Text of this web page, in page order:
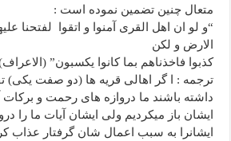
متعال چنین تضمین نموده است :
“و لو ان اهل القری آمنوا و اتقوا لفتحنا
الارض و لکن
کذبوا فاخذناهم بما کانوا یکسبون”
ترجمه : ا گر اهالى قریه ها (دو صفت یکی)
داشته باشند ما دروازه های رحمت و
ایشان باز میکردیم ولی ایشان آیات ما را
ایشانرا به سبب اعمال شان گرفتار عذاب